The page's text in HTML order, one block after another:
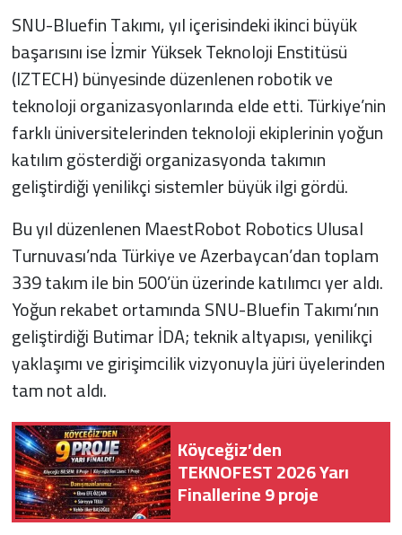
SNU-Bluefin Takımı, yıl içerisindeki ikinci büyük
başarısını ise İzmir Yüksek Teknoloji Enstitüsü
(IZTECH) bünyesinde düzenlenen robotik ve
teknoloji organizasyonlarında elde etti. Türkiye’nin
farklı üniversitelerinden teknoloji ekiplerinin yoğun
katılım gösterdiği organizasyonda takımın
geliştirdiği yenilikçi sistemler büyük ilgi gördü.
Bu yıl düzenlenen MaestRobot Robotics Ulusal
Turnuvası’nda Türkiye ve Azerbaycan’dan toplam
339 takım ile bin 500’ün üzerinde katılımcı yer aldı.
Yoğun rekabet ortamında SNU-Bluefin Takımı’nın
geliştirdiği Butimar İDA; teknik altyapısı, yenilikçi
yaklaşımı ve girişimcilik vizyonuyla jüri üyelerinden
tam not aldı.
Köyceğiz’den
TEKNOFEST 2026 Yarı
Finallerine 9 proje